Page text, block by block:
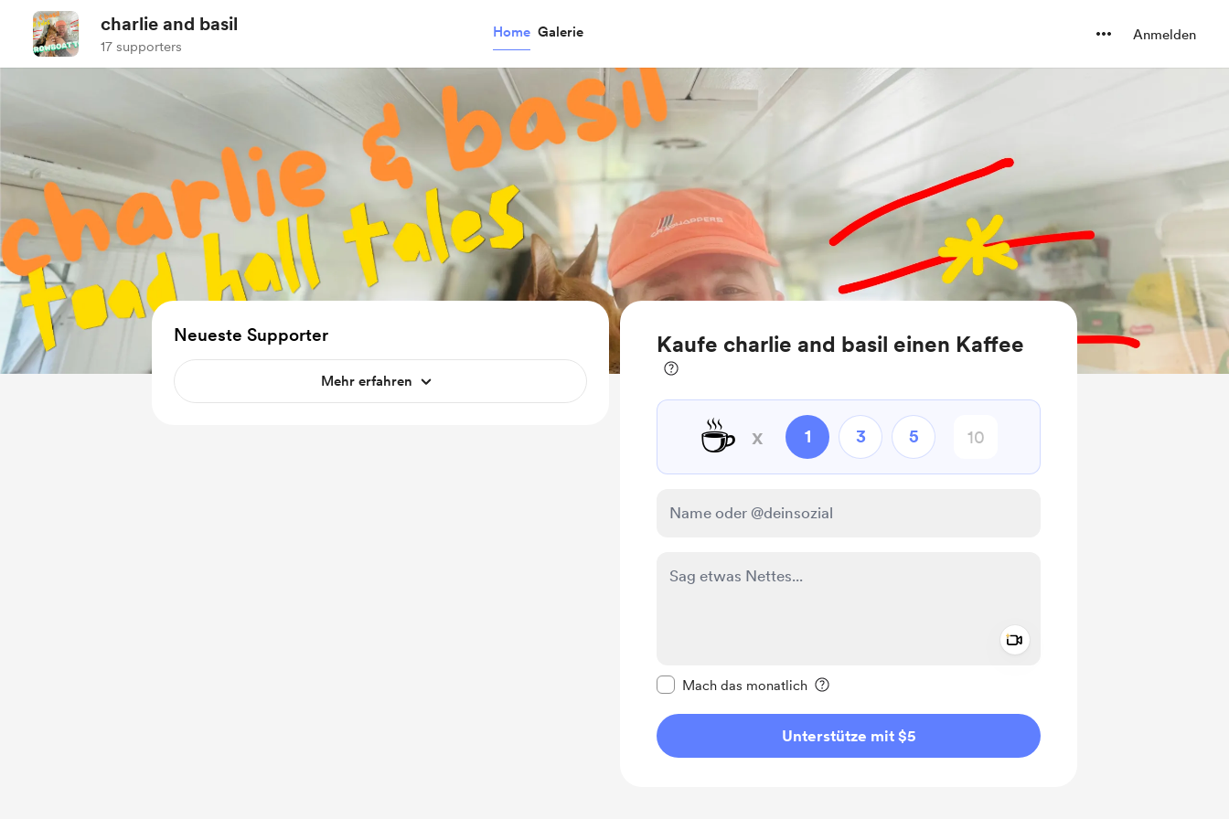
charlie and basil
17 supporters
Home Galerie Anmelden
Kaufe charlie and basil einen Kaffee
☕ x 1 3 5
Mach das monatlich
Unterstütze mit $5
Neueste Supporter
Mehr erfahren